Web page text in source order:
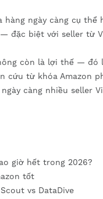
hàng ngày càng cụ
đặc biệt với seller từ
còn là lợi thế — đó
cứu từ khóa Amazon
càng nhiều seller
giờ hết trong 2026?
tốt
vs DataDive